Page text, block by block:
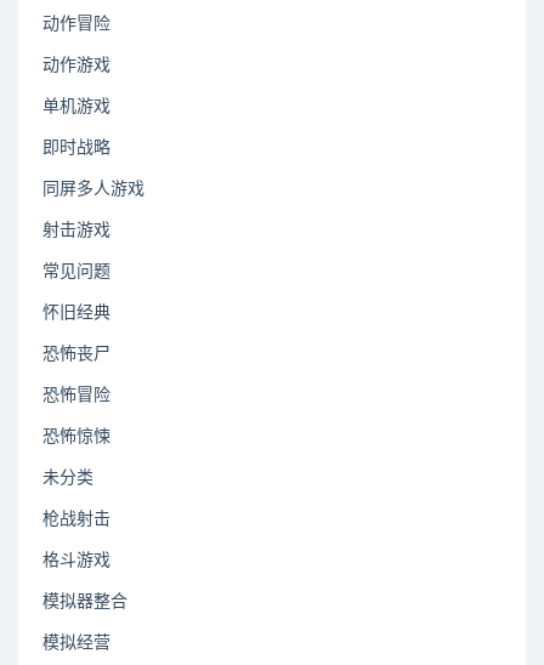
动作冒险
动作游戏
单机游戏
即时战略
同屏多人游戏
射击游戏
常见问题
怀旧经典
恐怖丧尸
恐怖冒险
恐怖惊悚
未分类
枪战射击
格斗游戏
模拟器整合
模拟经营